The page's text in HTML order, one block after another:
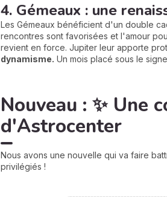
4. Gémeaux : une
Les Gémeaux bénéficient d'un double
rencontres sont favorisées et l'amour
revient en force. Jupiter leur apporte
dynamisme. Un mois placé sous le
Nouveau : ✨ Une
d'Astrocenter
Nous avons une nouvelle qui va faire
privilégiés !